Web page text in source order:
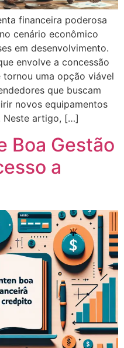
financeira poderosa
cenário econômico
em desenvolvimento.
envolve a concessão
tornou uma opção viável
que buscam
novos equipamentos
Neste artigo, […]
Boa Gestão
a